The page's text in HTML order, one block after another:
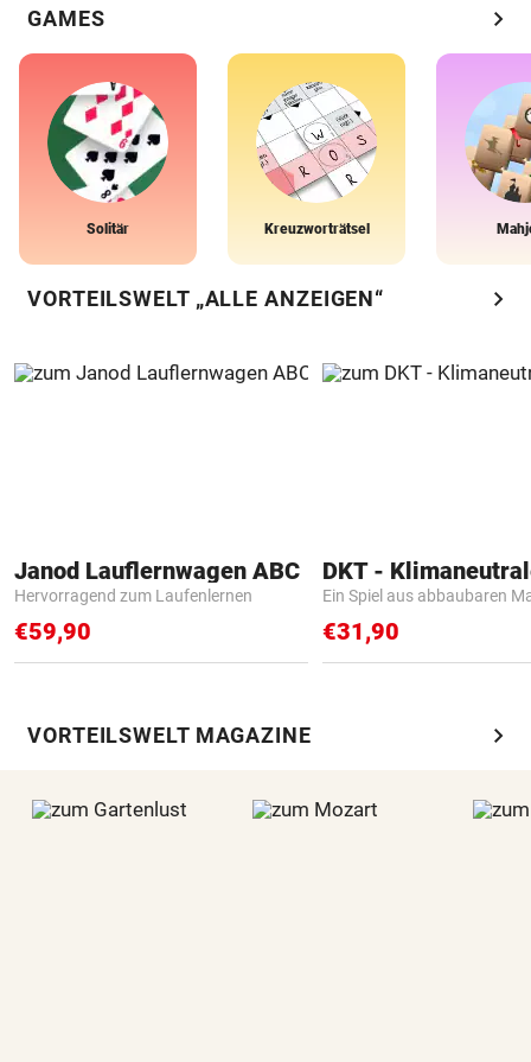
GAMES chevron_right
Solitär Kreuzworträtsel
VORTEILSWELT „ALLE ANZEIGEN“ chevron_right
Janod Lauflernwagen ABC
Hervorragend zum Laufenlernen
€59,90
Ein Spiel aus abbaubaren
€31,90
VORTEILSWELT MAGAZINE chevron_right